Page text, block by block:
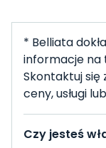
* Belliata
informacje na
Skontaktuj się
ceny, usługi
Czy jesteś